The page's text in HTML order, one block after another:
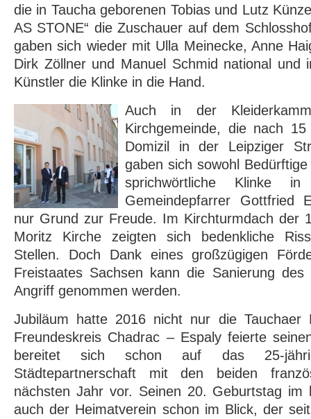
die in Taucha geborenen Tobias und Lutz
AS STONE“ die Zuschauer auf dem
gaben sich wieder mit Ulla Meinecke, Anne
Dirk Zöllner und Manuel Schmid national und
Künstler die Klinke in die Hand.
Auch in der
Kirchgemeinde, die nach
Domizil in der Leipziger
gaben sich sowohl
sprichwörtliche Klinke
Gemeindepfarrer Gottfried
nur Grund zur Freude. Im Kirchturmdach der
Moritz Kirche zeigten sich bedenkliche
Stellen. Doch Dank eines großzügigen
Freistaates Sachsen kann die Sanierung
Angriff genommen werden.
Jubiläum hatte 2016 nicht nur die Tauchaer
Freundeskreis Chadrac – Espaly feierte
bereitet sich schon auf das 25-
Städtepartnerschaft mit den beiden
nächsten Jahr vor. Seinen 20. Geburtstag im
auch der Heimatverein schon im Blick, der